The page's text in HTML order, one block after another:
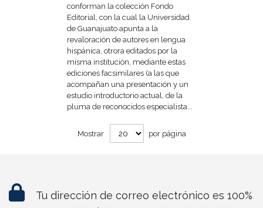
conforman la colección Fondo
Editorial, con la cual la Universidad
de Guanajuato apunta a la
revaloración de autores en lengua
hispánica, otrora editados por la
misma institución, mediante estas
ediciones facsimilares (a las que
acompañan una presentación y un
estudio introductorio actual, de la
pluma de reconocidos especialista...
Mostrar por página
Tu dirección de correo electrónico es 100%